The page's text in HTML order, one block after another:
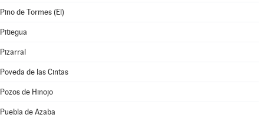
Pino de Tormes (El)
Pitiegua
Pizarral
Poveda de las Cintas
Pozos de Hinojo
Puebla de Azaba